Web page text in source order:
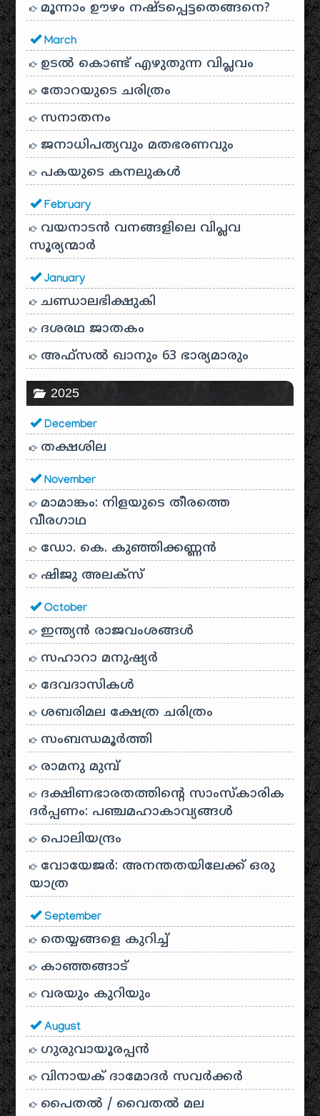
മൂന്നാം ഊഴം നഷ്ടപ്പെട്ടതെങ്ങനെ?
March
ഉടൽ കൊണ്ട് എഴുതുന്ന വിപ്ലവം
തോറയുടെ ചരിത്രം
സനാതനം
ജനാധിപത്യവും മതഭരണവും
പകയുടെ കനലുകൾ
February
വയനാടൻ വനങ്ങളിലെ വിപ്ലവ
സൂര്യന്മാർ
January
ചണ്ഡാലഭിക്ഷുകി
ദശരഥ ജാതകം
അഫ്സൽ ഖാനും 63 ഭാര്യമാരും
2025
December
തക്ഷശില
November
മാമാങ്കം: നിളയുടെ തീരത്തെ
വീരഗാഥ
ഡോ. കെ. കുഞ്ഞിക്കണ്ണൻ
ഷിജു അലക്സ്
October
ഇന്ത്യൻ രാജവംശങ്ങൾ
സഹാറാ മനുഷ്യർ
ദേവദാസികൾ
ശബരിമല ക്ഷേത്ര ചരിത്രം
സംബന്ധമൂർത്തി
രാമനു മുമ്പ്
ദക്ഷിണഭാരതത്തിൻ്റെ സാംസ്കാരിക
ദർപ്പണം: പഞ്ചമഹാകാവ്യങ്ങൾ
പൊലിയന്ദ്രം
വോയേജർ: അനന്തതയിലേക്ക് ഒരു
യാത്ര
September
തെയ്യങ്ങളെ കുറിച്ച്
കാഞ്ഞങ്ങാട്
വരയും കുറിയും
August
ഗുരുവായൂരപ്പൻ
വിനായക് ദാമോദർ സവർക്കർ
പൈതൽ / വൈതൽ മല